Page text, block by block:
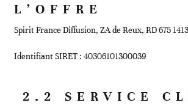
L’OFFRE
Spirit France Diffusion, ZA de Reux, RD 675
Identifiant SIRET : 40306101300039
2.2 SERVICE